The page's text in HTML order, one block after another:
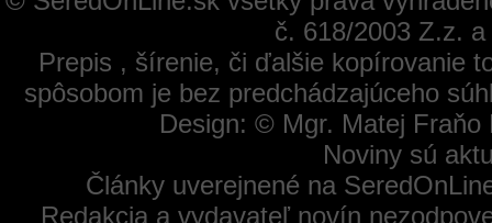
č. 618/2003 Z.z.
Prepis , šírenie, či ďalšie kopírovanie
spôsobom je bez predchádzajúceho
Design: © Mgr. Matej
Noviny sú
Články uverejnené na
Redakcia a vydavateľ novín